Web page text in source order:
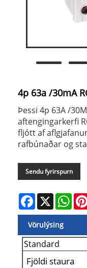
4p 63a /30mA
Þessi 4p 63A /
aftengingarkerfi
fljótt af
rafbúnaðar og
Sendu fyrirspurn
Facebook
X
Vörulýsing
Standard
Fjöldi staura